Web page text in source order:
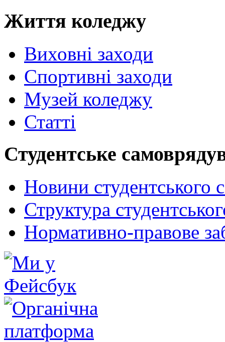
Життя коледжу
Виховні заходи
Спортивні заходи
Музей коледжу
Статті
Студентське
Новини студентського
Структура
Нормативно-правове